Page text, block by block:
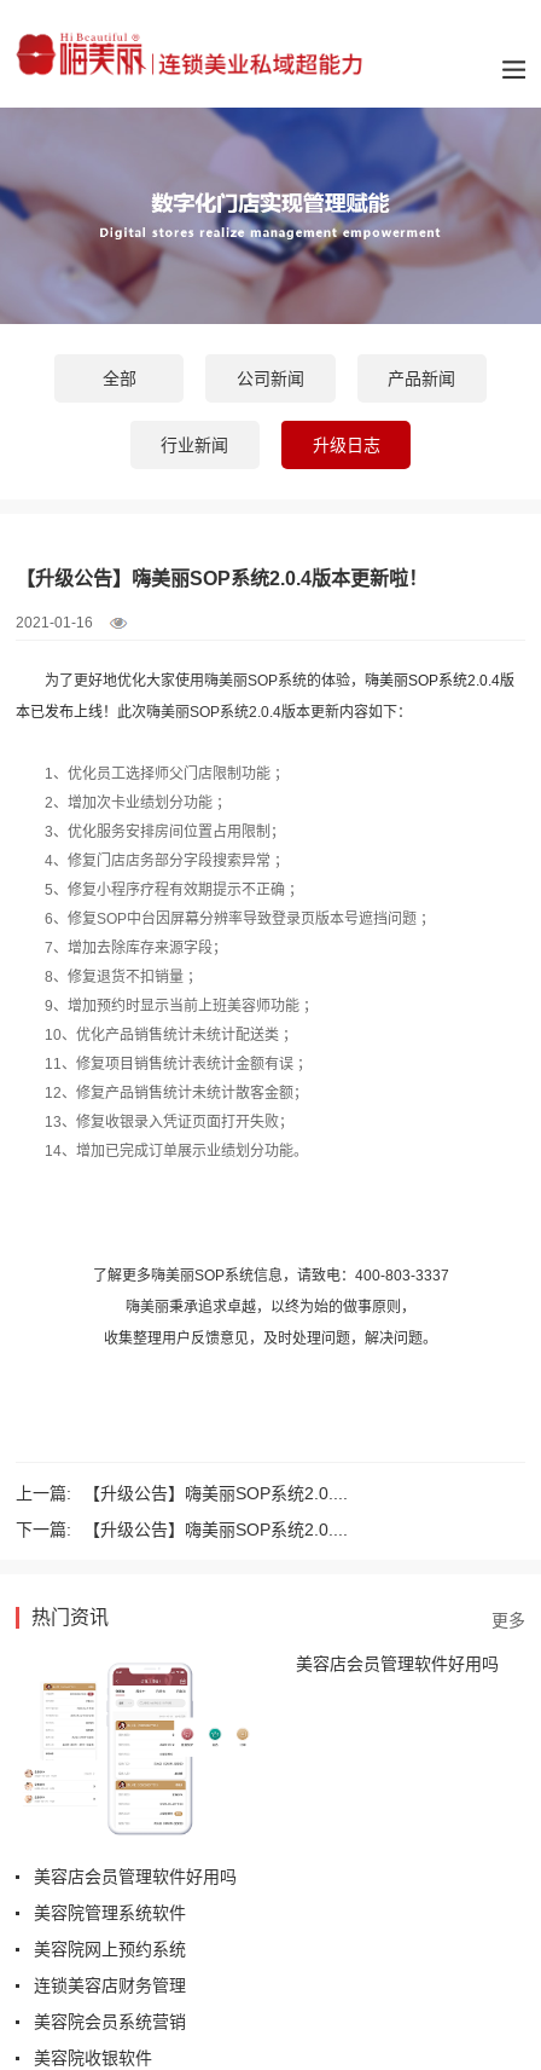
全部 公司新闻 产品新闻
行业新闻 升级日志
【升级公告】嗨美丽SOP系统2.0.4版本更新啦！
2021-01-16
为了更好地优化大家使用嗨美丽SOP系统的体验，嗨美丽SOP系统2.0.4版
本已发布上线！ 此次嗨美丽SOP系统2.0.4版本更新内容如下：
1、优化员工选择师父门店限制功能 ；
2、增加次卡业绩划分功能 ；
3、优化服务安排房间位置占用限制；
4、修复门店店务部分字段搜索异常 ；
5、修复小程序疗程有效期提示不正确 ；
6、修复SOP中台因屏幕分辨率导致登录页版本号遮挡问题 ；
7、增加去除库存来源字段；
8、修复退货不扣销量 ；
9、增加预约时显示当前上班美容师功能 ；
10、优化产品销售统计未统计配送类 ；
11、修复项目销售统计表统计金额有误 ；
12、修复产品销售统计未统计散客金额；
13、修复收银录入凭证页面打开失败；
14、增加已完成订单展示业绩划分功能。
了解更多嗨美丽SOP系统信息，请致电：400-803-3337
嗨美丽秉承追求卓越，以终为始的做事原则，
收集整理用户反馈意见，及时处理问题，解决问题。
上一篇:
【升级公告】嗨美丽SOP系统2.0....
下一篇:
【升级公告】嗨美丽SOP系统2.0....
热门资讯
美容店会员管理软件好用吗
美容店会员管理软件好用吗
美容院管理系统软件
美容院网上预约系统
连锁美容店财务管理
美容院会员系统营销
美容院收银软件